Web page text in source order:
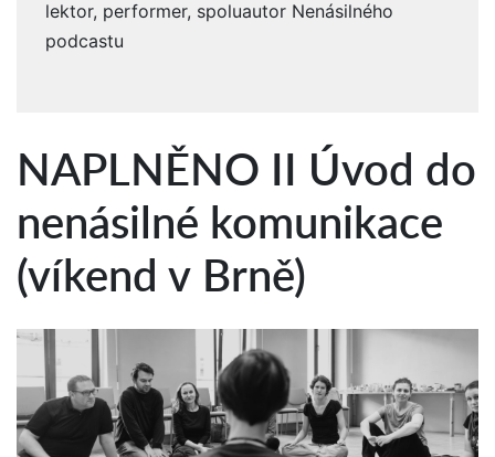
lektor, performer, spoluautor Nenásilného
podcastu
NAPLNĚNO II Úvod do
nenásilné komunikace
(víkend v Brně)